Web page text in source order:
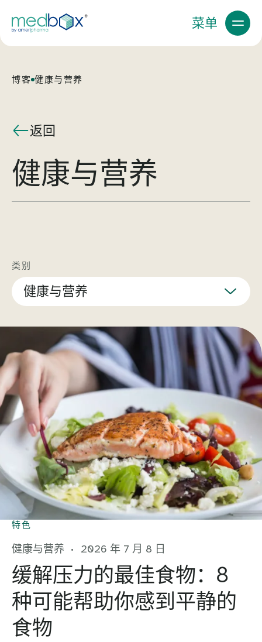
菜单
博客 健康与营养
返回
健康与营养
类别
健康与营养
特色
健康与营养 2026 年 7 月 8 日
缓解压力的最佳食物：8
种可能帮助你感到平静的
食物